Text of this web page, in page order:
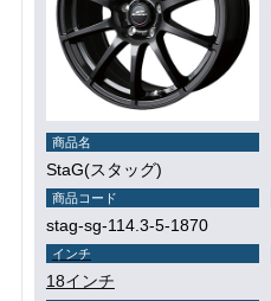
商品名
StaG(スタッグ)
商品コード
stag-sg-114.3-5-1870
インチ
18インチ